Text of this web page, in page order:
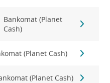
Bankomat (Planet
Cash)
(Planet Cash)
(Planet Cash)